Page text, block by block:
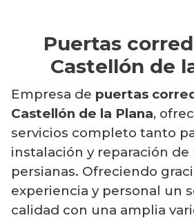
Puertas
Castellón de
Empresa de puertas
Castellón de la Plana,
servicios completo tanto
instalación y reparación de
persianas. Ofreciendo
experiencia y personal un
calidad con una amplia